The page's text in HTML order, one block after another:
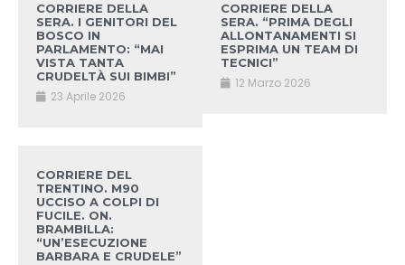
CORRIERE DELLA
SERA. I GENITORI DEL
BOSCO IN
PARLAMENTO: “MAI
VISTA TANTA
CRUDELTÀ SUI BIMBI”
23 Aprile 2026
CORRIERE DELLA
SERA. “PRIMA DEGLI
ALLONTANAMENTI SI
ESPRIMA UN TEAM DI
TECNICI”
12 Marzo 2026
CORRIERE DEL
TRENTINO. M90
UCCISO A COLPI DI
FUCILE. ON.
BRAMBILLA:
“UN’ESECUZIONE
BARBARA E CRUDELE”